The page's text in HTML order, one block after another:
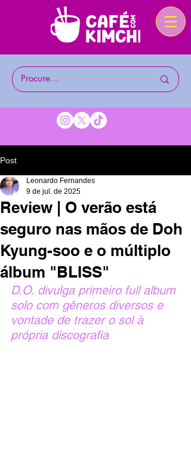
Post
Review | O verão está
seguro nas mãos de Doh
Kyung-soo e o múltiplo
álbum "BLISS"
Leonardo Fernandes
9 de jul. de 2025
D.O. divulga primeiro full album
solo com gêneros diversos e
vontade de trazer o sol à
própria discografia